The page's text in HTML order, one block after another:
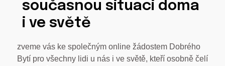
současnou situaci doma
i ve světě
zveme vás ke společným online žádostem Dobrého
Bytí pro všechny lidi u nás i ve světě, kteří osobně čelí